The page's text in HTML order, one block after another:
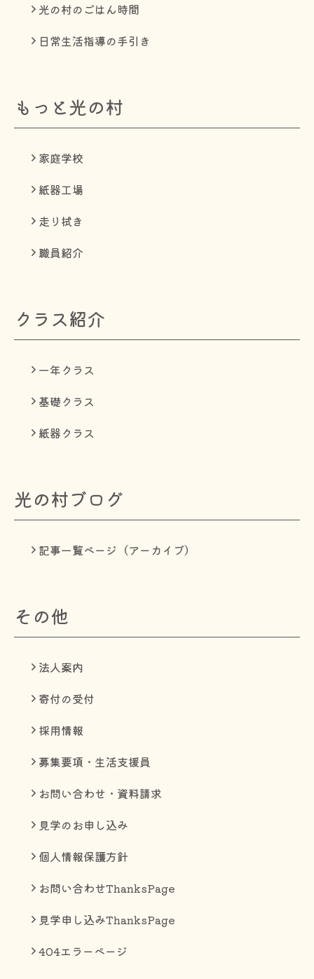
光の村のごはん時間
日常生活指導の手引き
もっと光の村
家庭学校
紙器工場
走り拭き
職員紹介
クラス紹介
一年クラス
基礎クラス
紙器クラス
光の村ブログ
記事一覧ページ（アーカイブ）
その他
法人案内
寄付の受付
採用情報
募集要項・生活支援員
お問い合わせ・資料請求
見学のお申し込み
個人情報保護方針
お問い合わせThanksPage
見学申し込みThanksPage
404エラーページ